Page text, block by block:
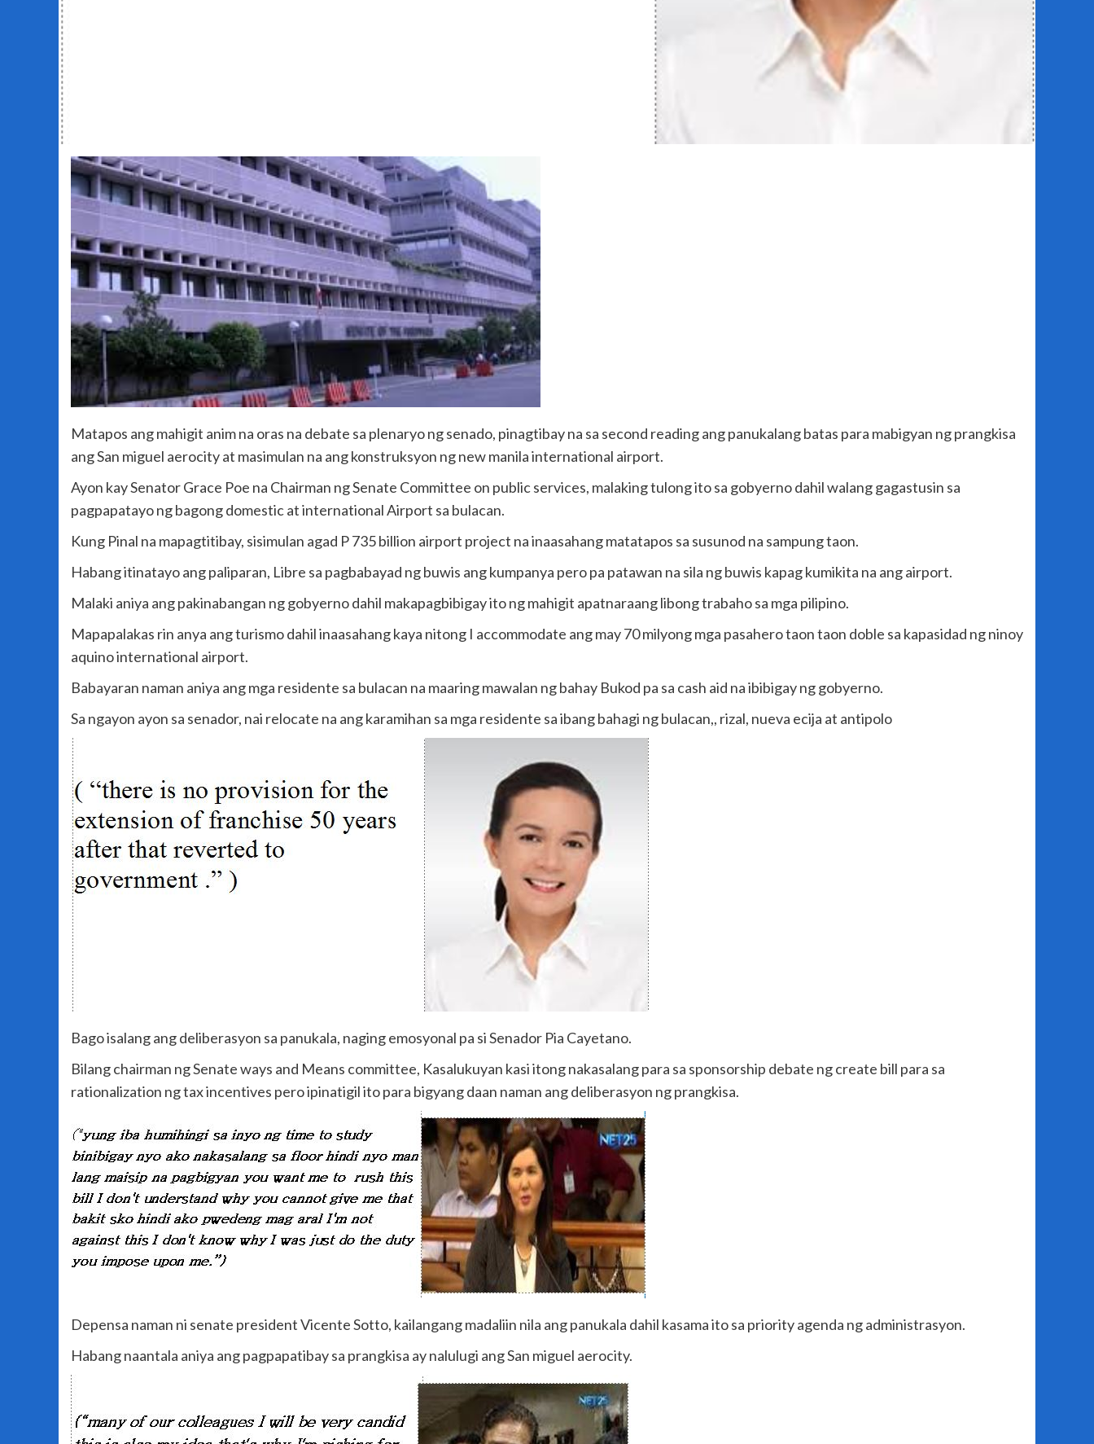
Matapos ang mahigit anim na oras na debate sa plenaryo ng senado, pinagtibay na sa second reading ang panukalang batas para mabigyan ng prangkisa
ang San miguel aerocity at masimulan na ang konstruksyon ng new manila international airport.
Ayon kay Senator Grace Poe na Chairman ng Senate Committee on public services, malaking tulong ito sa gobyerno dahil walang gagastusin sa
pagpapatayo ng bagong domestic at international Airport sa bulacan.
Kung Pinal na mapagtitibay, sisimulan agad P 735 billion airport project na inaasahang matatapos sa susunod na sampung taon.
Habang itinatayo ang paliparan, Libre sa pagbabayad ng buwis ang kumpanya pero pa patawan na sila ng buwis kapag kumikita na ang airport.
Malaki aniya ang pakinabangan ng gobyerno dahil makapagbibigay ito ng mahigit apatnaraang libong trabaho sa mga pilipino.
Mapapalakas rin anya ang turismo dahil inaasahang kaya nitong I accommodate ang may 70 milyong mga pasahero taon taon doble sa kapasidad ng ninoy
aquino international airport.
Babayaran naman aniya ang mga residente sa bulacan na maaring mawalan ng bahay Bukod pa sa cash aid na ibibigay ng gobyerno.
Sa ngayon ayon sa senador, nai relocate na ang karamihan sa mga residente sa ibang bahagi ng bulacan,, rizal, nueva ecija at antipolo
Bago isalang ang deliberasyon sa panukala, naging emosyonal pa si Senador Pia Cayetano.
Bilang chairman ng Senate ways and Means committee, Kasalukuyan kasi itong nakasalang para sa sponsorship debate ng create bill para sa
rationalization ng tax incentives pero ipinatigil ito para bigyang daan naman ang deliberasyon ng prangkisa.
Depensa naman ni senate president Vicente Sotto, kailangang madaliin nila ang panukala dahil kasama ito sa priority agenda ng administrasyon.
Habang naantala aniya ang pagpapatibay sa prangkisa ay nalulugi ang San miguel aerocity.